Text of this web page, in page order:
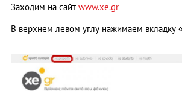
Заходим на сайт www.xe.gr
В верхнем левом углу нажимаем вкладку